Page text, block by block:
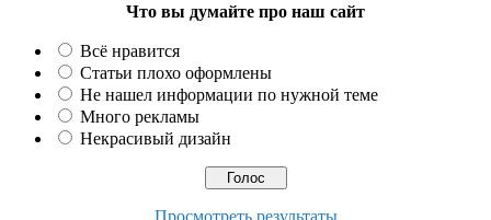
Что вы думайте про наш сайт
Всё нравится
Статьи плохо оформлены
Не нашел информации по нужной теме
Много рекламы
Некрасивый дизайн
Просмотреть результаты